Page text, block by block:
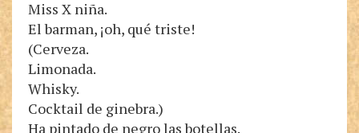
Miss X niña.
El barman, ¡oh, qué triste!
(Cerveza.
Limonada.
Whisky.
Cocktail de ginebra.)
Ha pintado de negro las botellas.